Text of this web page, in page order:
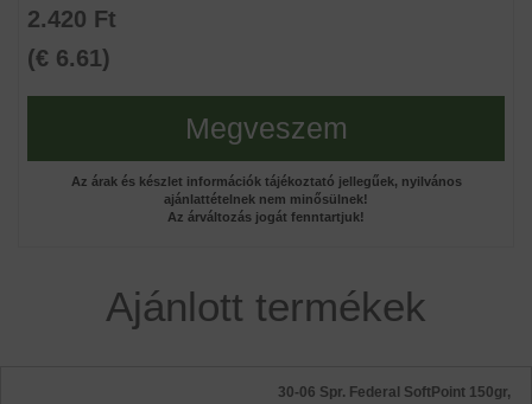
2.420 Ft
(€ 6.61)
Megveszem
Az árak és készlet információk tájékoztató jellegűek, nyilvános
ajánlattételnek nem minősülnek!
Az árváltozás jogát fenntartjuk!
Ajánlott termékek
30-06 Spr. Federal SoftPoint 150gr,